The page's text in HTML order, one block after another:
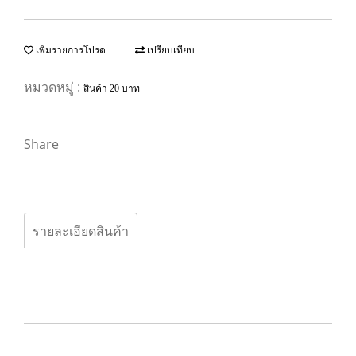
เพิ่มรายการโปรด เปรียบเทียบ
หมวดหมู่ : สินค้า 20 บาท
Share
รายละเอียดสินค้า